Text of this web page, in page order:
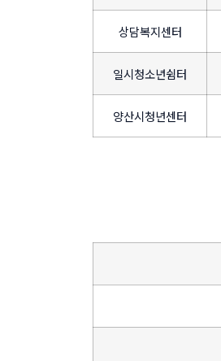
상담복지센터
일시청소년쉼터
양산시청년센터